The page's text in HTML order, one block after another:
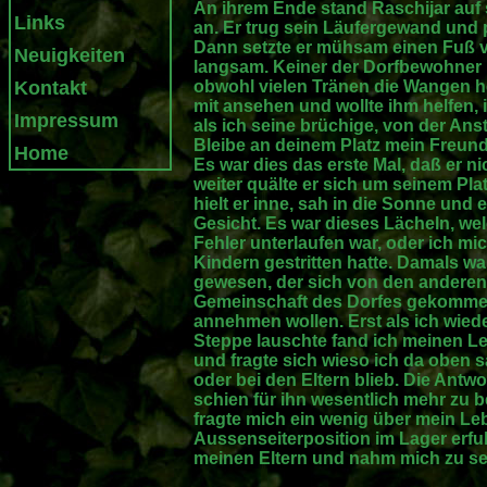
Links
Neuigkeiten
Kontakt
Impressum
Home
An ihrem Ende stand Raschijar
an. Er trug sein Läufergewand und
Dann setzte er mühsam einen
langsam. Keiner der
obwohl vielen Tränen die Wangen
mit ansehen und wollte ihm
als ich seine brüchige, von der
Bleibe an deinem Platz mein
Es war dies das erste Mal, daß er
weiter quälte er sich um seinem
hielt er inne, sah in die Sonne und
Gesicht. Es war dieses Lächeln,
Fehler unterlaufen war, oder ich
Kindern gestritten hatte. Damals
gewesen, der sich von den
Gemeinschaft des Dorfes
annehmen wollen. Erst als ich
Steppe lauschte fand ich meinen
und fragte sich wieso ich da oben
oder bei den Eltern blieb. Die
schien für ihn wesentlich mehr zu
fragte mich ein wenig über mein
Aussenseiterposition im Lager
meinen Eltern und nahm mich zu